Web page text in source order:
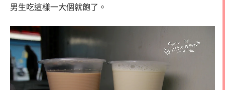
男生吃這樣一大個就飽了。